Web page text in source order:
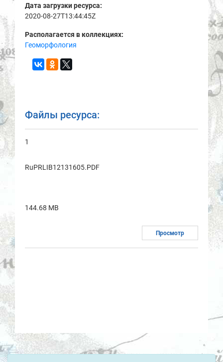
Дата загрузки ресурса:
2020-08-27T13:44:45Z
Располагается в коллекциях:
Геоморфология
Файлы ресурса:
1
RuPRLIB12131605.PDF
144.68 MB
Просмотр